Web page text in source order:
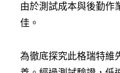
由於測試成本與後勤作
佳。
為徹底探究此格瑞特維